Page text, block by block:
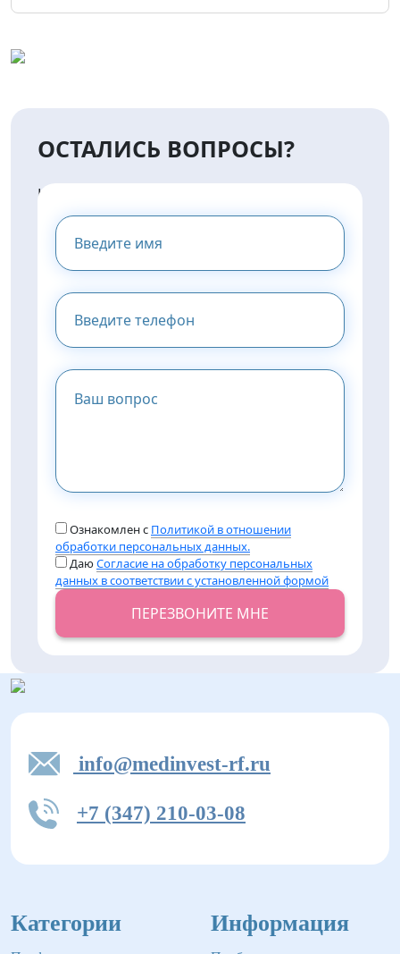
ОСТАЛИСЬ ВОПРОСЫ?
НАПИШИТЕ НАМ И МЫ
ПРЕДОСТАВИМ ВАМ
КОНСУЛЬТАЦИЮ
Ознакомлен с Политикой в отношении
обработки персональных данных.
ДаюСогласие на обработку персональных
данных в соответствии с установленной формой
ПЕРЕЗВОНИТЕ МНЕ
info@medinvest-rf.ru
+7 (347) 210-03-08
Категории Информация